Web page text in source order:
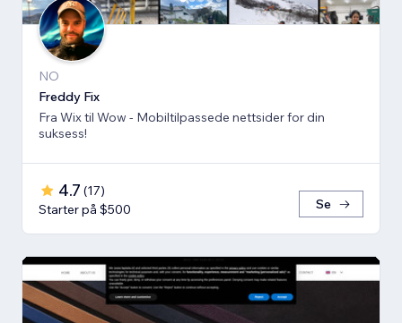
NO
Freddy Fix
Fra Wix til Wow - Mobiltilpassede nettsider for din
suksess!
4.7 (17)
Starter på $500
Se